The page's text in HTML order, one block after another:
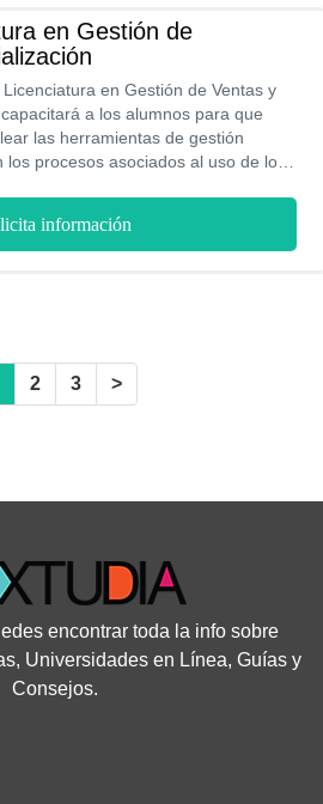
en Gestión de
en Gestión de Ventas y
a los alumnos para que
las herramientas de gestión
procesos asociados al uso de los
son accesibles, si no también ofrecen
aquellos estudiantes con excelente
información
2 3 >
encontrar toda la info sobre
Universidades en Línea, Guías y
Consejos.